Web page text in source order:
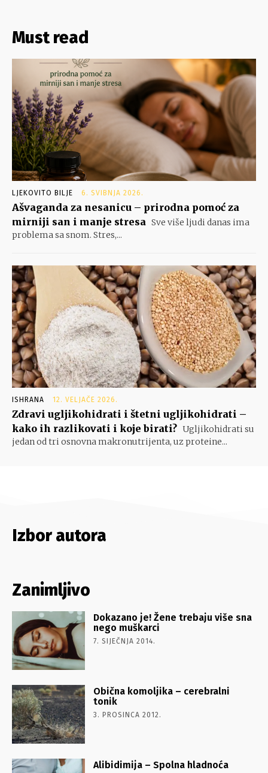
Must read
LJEKOVITO BILJE 6. SVIBNJA 2026.
Ašvaganda za nesanicu – prirodna pomoć za
mirniji san i manje stresa Sve više ljudi danas ima
problema sa snom. Stres,...
ISHRANA 12. VELJAČE 2026.
Zdravi ugljikohidrati i štetni ugljikohidrati –
kako ih razlikovati i koje birati? Ugljikohidrati su
jedan od tri osnovna makronutrijenta, uz proteine...
Izbor autora
Zanimljivo
Dokazano je! Žene trebaju više sna
nego muškarci
7. SIJEČNJA 2014.
Obična komoljika – cerebralni
tonik
3. PROSINCA 2012.
Alibidimija – Spolna hladnoća